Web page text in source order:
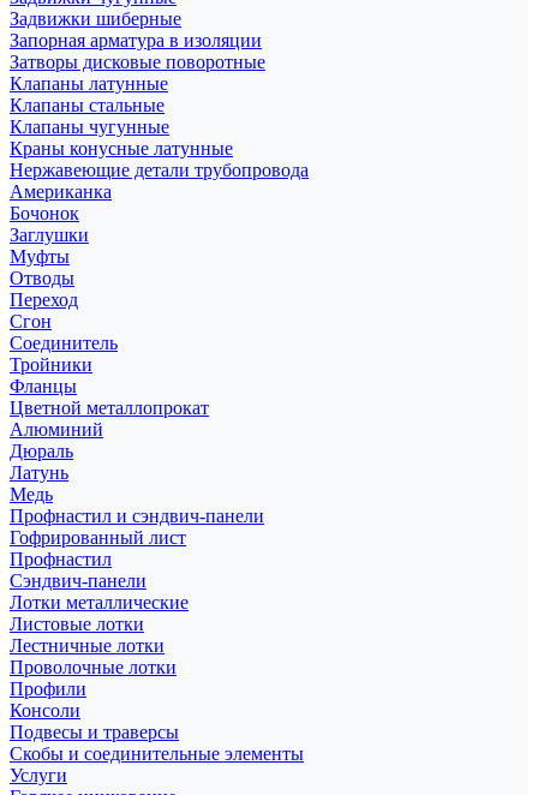
Задвижки шиберные
Запорная арматура в изоляции
Затворы дисковые поворотные
Клапаны латунные
Клапаны стальные
Клапаны чугунные
Краны конусные латунные
Нержавеющие детали трубопровода
Американка
Бочонок
Заглушки
Муфты
Отводы
Переход
Сгон
Соединитель
Тройники
Фланцы
Цветной металлопрокат
Алюминий
Дюраль
Латунь
Медь
Профнастил и сэндвич-панели
Гофрированный лист
Профнастил
Сэндвич-панели
Лотки металлические
Листовые лотки
Лестничные лотки
Проволочные лотки
Профили
Консоли
Подвесы и траверсы
Скобы и соединительные элементы
Услуги